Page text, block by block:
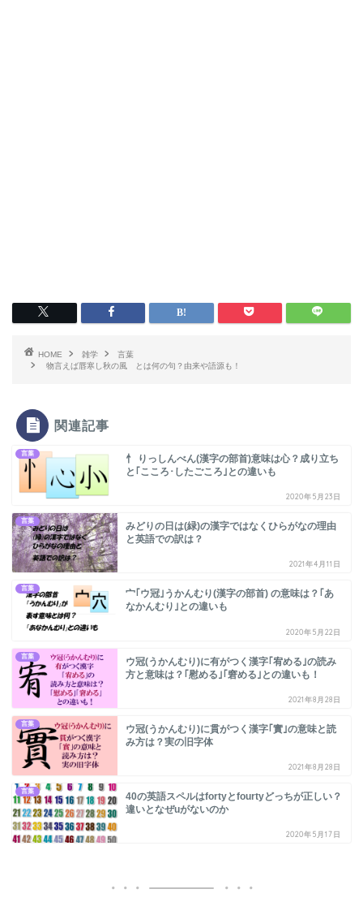
HOME 雑学
言葉
物言えば唇寒し秋の風 とは何の句？由来や語源も！
関連記事
言葉
忄 りっしんべん(漢字の部首)意味は心？成り立ち
と｢こころ･したごころ｣との違いも
2020年5月23日
言葉
みどりの日は(緑)の漢字ではなくひらがなの理由
と英語での訳は？
2021年4月11日
言葉
宀｢ウ冠｣うかんむり(漢字の部首) の意味は？｢あ
なかんむり｣との違いも
2020年5月22日
言葉
ウ冠(うかんむり)に有がつく漢字｢宥める｣の読み
方と意味は？｢慰める｣｢窘める｣との違いも！
2021年8月28日
言葉
ウ冠(うかんむり)に貫がつく漢字｢實｣の意味と読
み方は？実の旧字体
2021年8月28日
言葉
40の英語スペルはfortyとfourtyどっちが正しい？
違いとなぜuがないのか
2020年5月17日